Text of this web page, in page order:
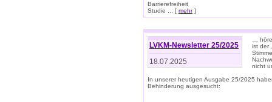
Barrierefreiheit
Studie ... [ mehr]
LVKM-Newsletter 25/2025
18.07.2025
…
ist der
nicht
In unserer heutigen Ausgabe 25/2025
Behinderung ausgesucht: